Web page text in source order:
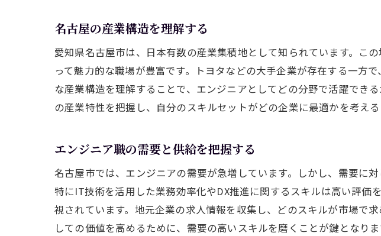
契約形態と待遇を交
転職エージェントを
名古屋市のエンジニア求
成長中のテクノロジ
名古屋の給与体系と
エンジニア求人数の
地元に密着した企業の
名古屋の産業構造を理解する
愛知県名古屋市は、日本有数の産業集積地として知られています。こ
って魅力的な職場が豊富です。トヨタなどの大手企業が存在する一方
な産業構造を理解することで、エンジニアとしてどの分野で活躍でき
の産業特性を把握し、自分のスキルセットがどの企業に最適かを考える
エンジニア職の需要と供給を把握する
名古屋市では、エンジニアの需要が急増しています。しかし、需要に
特にIT技術を活用した業務効率化やDX推進に関するスキルは高い評
視されています。地元企業の求人情報を収集し、どのスキルが市場で
しての価値を高めるために、需要の高いスキルを磨くことが鍵となりま